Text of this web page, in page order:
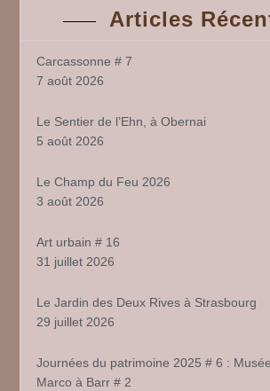
Articles
Carcassonne # 7
7 août 2026
Le Sentier de l’Ehn, à Obernai
5 août 2026
Le Champ du Feu 2026
3 août 2026
Art urbain # 16
31 juillet 2026
Le Jardin des Deux Rives à Strasbourg
29 juillet 2026
Journées du patrimoine 2025 # 6 :
Marco à Barr # 2